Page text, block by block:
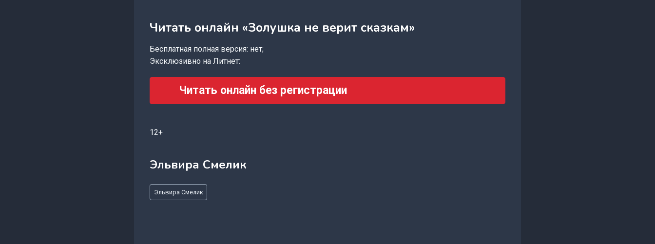
Читать онлайн «Золушка не верит сказкам»
Бесплатная полная версия: нет;
Эксклюзивно на Литнет:
Читать онлайн без регистрации
12+
Эльвира Смелик
Метки
записи:
Эльвира Смелик